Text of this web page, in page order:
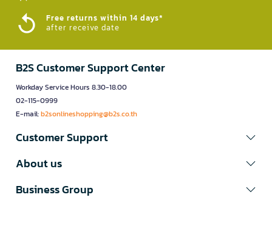
Free returns within 14 days*
after receive date
B2S Customer Support Center
Workday Service Hours 8.30-18.00
02-115-0999
E-mail:b2sonlineshopping@b2s.co.th
Customer Support
About us
Business Group